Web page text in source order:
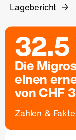
Lagebericht
Die
einen
von CHF
Zahlen &